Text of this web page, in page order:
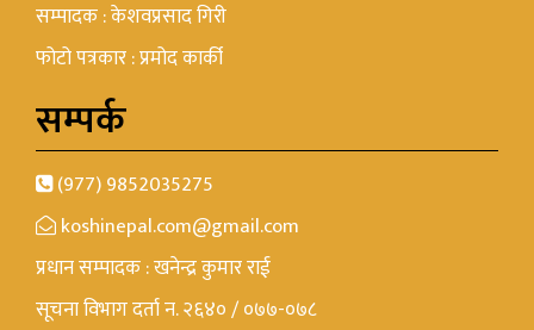
सम्पादक : केशवप्रसाद गिरी
फोटो पत्रकार : प्रमोद कार्की
सम्पर्क
(977) 9852035275
koshinepal.com@gmail.com
प्रधान सम्पादक : खनेन्द्र कुमार राई
सूचना विभाग दर्ता न. २६४० / ०७७-०७८